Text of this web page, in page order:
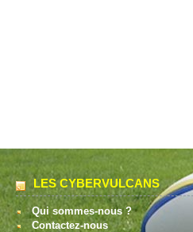
LES CYBERVULCANS
Qui sommes-nous ?
Contactez-nous